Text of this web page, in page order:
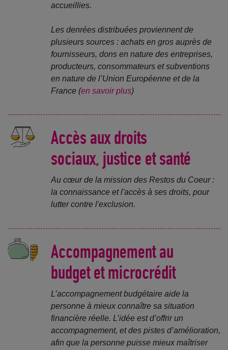
accueillies.
Les denrées distribuées proviennent de
plusieurs sources : achats en gros auprès de
fournisseurs, dons en nature des entreprises,
producteurs, consommateurs et subventions
en nature de l’Union Européenne et de la
France (en savoir plus)
Accès aux droits
sociaux, justice et santé
Au cœur de la mission des Restos du Coeur :
la connaissance et l'accès à ses droits, pour
lutter contre l'exclusion.
Accompagnement au
budget et microcrédit
L’accompagnement budgétaire aide la
personne à mieux connaître sa situation
financière réelle. L’idée est d’offrir un
accompagnement, et des pistes d’amélioration,
afin que la personne puisse mieux maîtriser